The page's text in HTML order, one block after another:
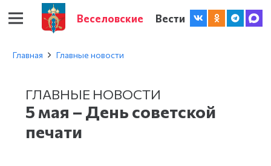
Веселовские Вести
Главная Главные новости
ГЛАВНЫЕ НОВОСТИ
5 мая – День советской
печати